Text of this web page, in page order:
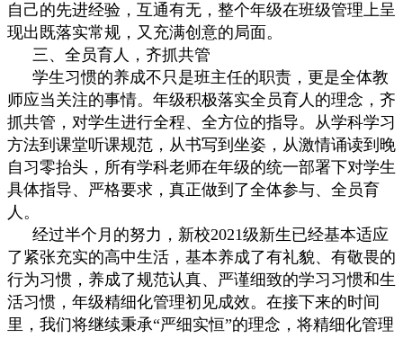
自己的先进经验，互通有无，整个年级在班级管理上呈
现出既落实常规，又充满创意的局面。
三、全员育人，齐抓共管
学生习惯的养成不只是班主任的职责，更是全体教
师应当关注的事情。年级积极落实全员育人的理念，齐
抓共管，对学生进行全程、全方位的指导。从学科学习
方法到课堂听课规范，从书写到坐姿，从激情诵读到晚
自习零抬头，所有学科老师在年级的统一部署下对学生
具体指导、严格要求，真正做到了全体参与、全员育
人。
经过半个月的努力，新校2021级新生已经基本适应
了紧张充实的高中生活，基本养成了有礼貌、有敬畏的
行为习惯，养成了规范认真、严谨细致的学习习惯和生
活习惯，年级精细化管理初见成效。在接下来的时间
里，我们将继续秉承“严细实恒”的理念，将精细化管理